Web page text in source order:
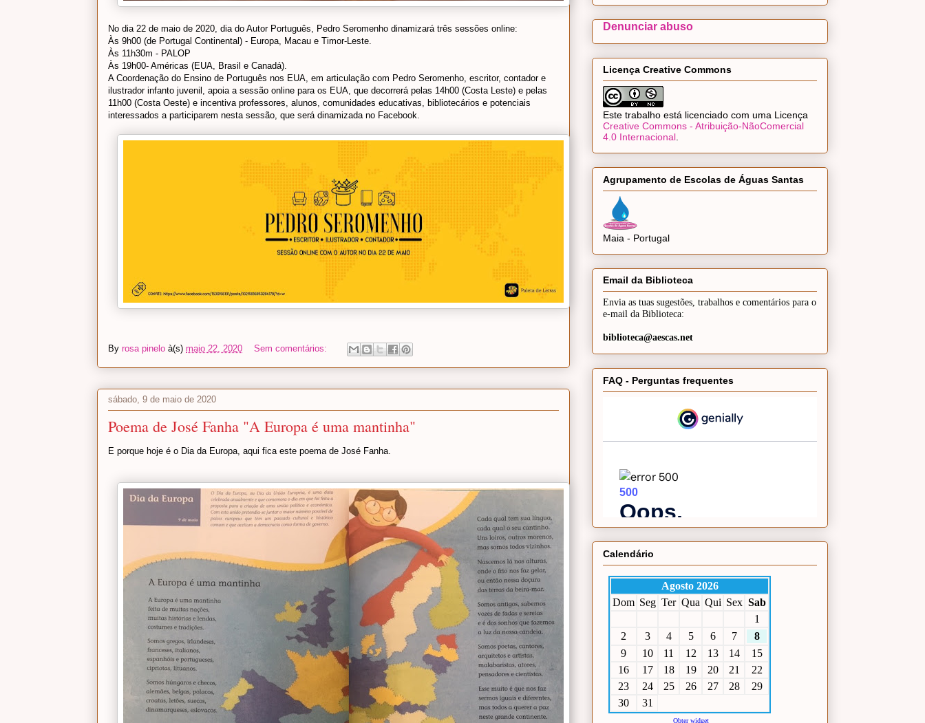
No dia 22 de maio de 2020, dia do Autor Português, Pedro Seromenho dinamizará três sessões online:
Às 9h00 (de Portugal Continental) - Europa, Macau e Timor-Leste.
Às 11h30m - PALOP
Às 19h00- Américas (EUA, Brasil e Canadá).
A Coordenação do Ensino de Português nos EUA, em articulação com Pedro Seromenho, escritor, contador e
ilustrador infanto juvenil, apoia a sessão online para os EUA, que decorrerá pelas 14h00 (Costa Leste) e pelas
11h00 (Costa Oeste) e incentiva professores, alunos, comunidades educativas, bibliotecários e potenciais
interessados a participarem nesta sessão, que será dinamizada no Facebook.
By rosa pinelo à(s) maio 22, 2020 Sem comentários:
sábado, 9 de maio de 2020
Poema de José Fanha "A Europa é uma mantinha"
E porque hoje é o Dia da Europa, aqui fica este poema de José Fanha.
Denunciar abuso
Licença Creative Commons
Este trabalho está licenciado com uma Licença
Creative Commons - Atribuição-NãoComercial
4.0 Internacional.
Agrupamento de Escolas de Águas Santas
Maia - Portugal
Email da Biblioteca
Envia as tuas sugestões, trabalhos e comentários para o
e-mail da Biblioteca:
biblioteca@aescas.net
FAQ - Perguntas frequentes
Calendário